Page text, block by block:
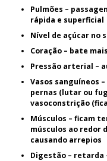
Pulmões –
rápida e superficial
Nível de açúcar no
Coração – bate
Pressão arterial –
Vasos sanguíneos –
pernas (lutar ou
vasoconstrição
Músculos – ficam
músculos ao redor
causando arrepios
Digestão – retarda